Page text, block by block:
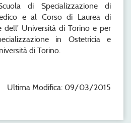
di Specializzazione di
e al Corso di Laurea di
dell' Università di Torino e per
in Ostetricia e
di Torino.
Ultima Modifica: 09/03/2015